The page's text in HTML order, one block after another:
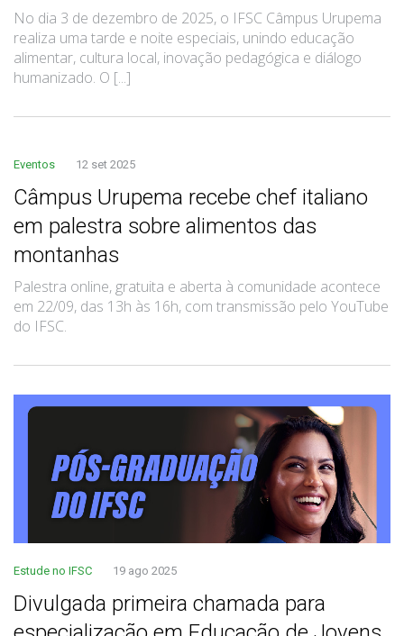
No dia 3 de dezembro de 2025, o IFSC Câmpus Urupema
realiza uma tarde e noite especiais, unindo educação
alimentar, cultura local, inovação pedagógica e diálogo
humanizado. O [...]
Eventos 12 set 2025
Câmpus Urupema recebe chef italiano
em palestra sobre alimentos das
montanhas
Palestra online, gratuita e aberta à comunidade acontece
em 22/09, das 13h às 16h, com transmissão pelo YouTube
do IFSC.
Estude no IFSC 19 ago 2025
Divulgada primeira chamada para